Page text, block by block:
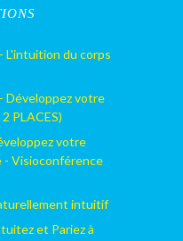
L'intuition du corps
Développez votre
PLACES)
votre
- Visioconférence
intuitif
et Pariez à